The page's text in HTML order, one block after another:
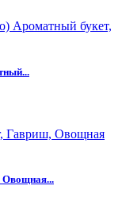
Овощная...